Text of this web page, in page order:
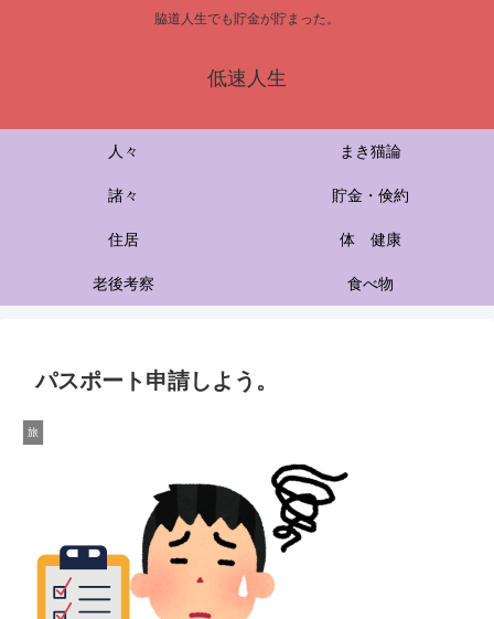
脇道人生でも貯金が貯まった。
低速人生
人々 まき猫論
諸々 貯金・倹約
住居 体 健康
老後考察 食べ物
パスポート申請しよう。
旅